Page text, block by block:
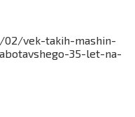
vek-takih-mashin-
35-let-na-